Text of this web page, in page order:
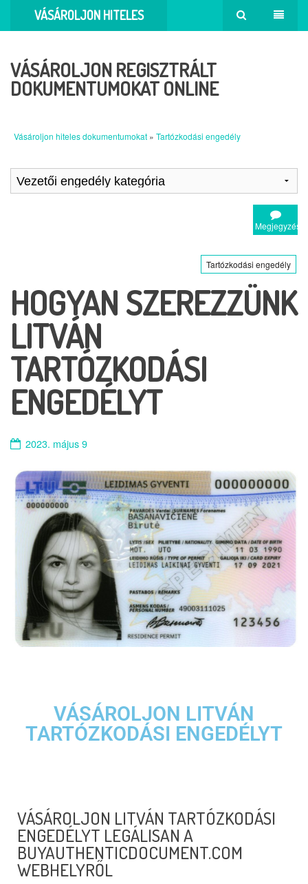
VÁSÁROLJON HITELES
VÁSÁROLJON REGISZTRÁLT
DOKUMENTUMOKAT ONLINE
Vásároljon hiteles dokumentumokat » Tartózkodási engedély
Megjegyzés
Tartózkodási engedély
HOGYAN SZEREZZÜNK
LITVÁN
TARTÓZKODÁSI
ENGEDÉLYT
2023. május 9
VÁSÁROLJON LITVÁN
TARTÓZKODÁSI ENGEDÉLYT
VÁSÁROLJON LITVÁN TARTÓZKODÁSI
ENGEDÉLYT LEGÁLISAN A
BUYAUTHENTICDOCUMENT.COM
WEBHELYRŐL